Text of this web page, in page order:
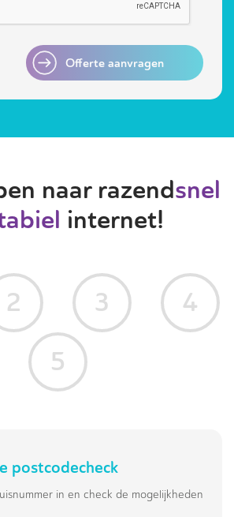
Offerte aanvragen
naar razendsnel
internet!
2 3
4
5
postcodecheck
in en check de mogelijkheden